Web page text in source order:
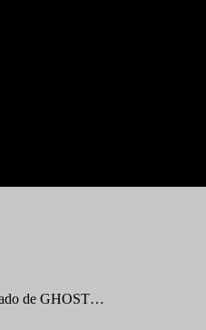
de GHOST…